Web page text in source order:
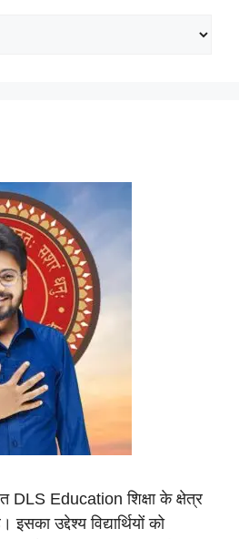
DLS Education शिक्षा के क्षेत्र
उद्देश्य विद्यार्थियों को